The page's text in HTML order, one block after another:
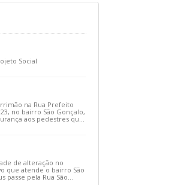
Social
na Rua Prefeito
no bairro São Gonçalo,
aos pedestres que
de alteração no
que atende o bairro São
passe pela Rua São